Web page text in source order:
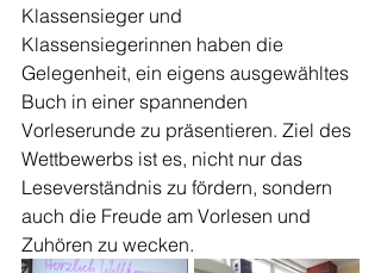
Klassensieger und
Klassensiegerinnen haben die
Gelegenheit, ein eigens ausgewähltes
Buch in einer spannenden
Vorleserunde zu präsentieren. Ziel des
Wettbewerbs ist es, nicht nur das
Leseverständnis zu fördern, sondern
auch die Freude am Vorlesen und
Zuhören zu wecken.